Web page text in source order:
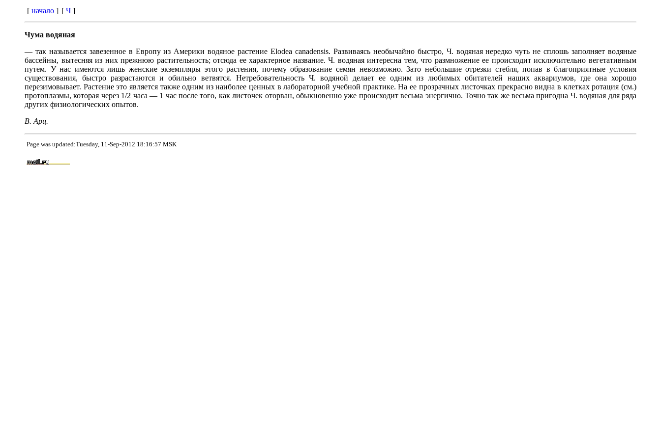
[ начало ] [ Ч ]
Чума водяная
— так называется завезенное в Европу из Америки водяное растение Elodea canadensis. Развиваясь необычайно быстро, Ч. водяная нередко чуть не сплошь заполняет водяные
бассейны, вытесняя из них прежнюю растительность; отсюда ее характерное название. Ч. водяная интересна тем, что размножение ее происходит исключительно вегетативным
путем. У нас имеются лишь женские экземпляры этого растения, почему образование семян невозможно. Зато небольшие отрезки стебля, попав в благоприятные условия
существования, быстро разрастаются и обильно ветвятся. Нетребовательность Ч. водяной делает ее одним из любимых обитателей наших аквариумов, где она хорошо
перезимовывает. Растение это является также одним из наиболее ценных в лабораторной учебной практике. На ее прозрачных листочках прекрасно видна в клетках ротация (см.)
протоплазмы, которая через 1/2 часа — 1 час после того, как листочек оторван, обыкновенно уже происходит весьма энергично. Точно так же весьма пригодна Ч. водяная для ряда
других физиологических опытов.
В. Арц.
Page was updated:Tuesday, 11-Sep-2012 18:16:57 MSK